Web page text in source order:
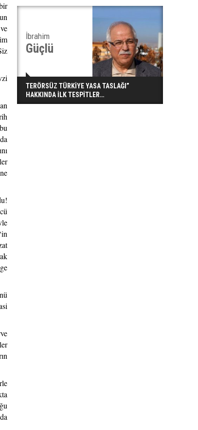
İbrahim
Güçlü
TERÖRSÜZ TÜRKİYE YASA TASLAĞI”
HAKKINDA İLK TESPİTLER…